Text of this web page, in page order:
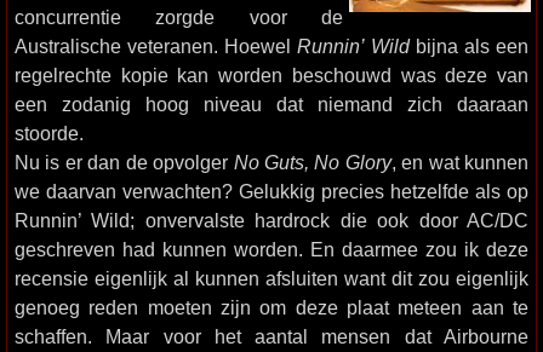
concurrentie zorgde voor de
Australische veteranen. HoewelRunnin’ Wildbijna als een
regelrechte kopie kan worden beschouwd was deze van
een zodanig hoog niveau dat niemand zich daaraan
stoorde.
Nu is er dan de opvolger No Guts, No Glory, en wat kunnen
we daarvan verwachten? Gelukkig precies hetzelfde als op
Runnin’ Wild; onvervalste hardrock die ook door AC/DC
geschreven had kunnen worden. En daarmee zou ik deze
recensie eigenlijk al kunnen afsluiten want dit zou eigenlijk
genoeg reden moeten zijn om deze plaat meteen aan te
schaffen. Maar voor het aantal mensen dat Airbourne